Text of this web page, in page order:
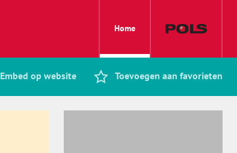
Home
Embed op website Toevoegen aan favorieten